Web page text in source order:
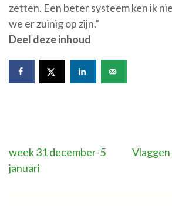
zetten. Een beter systeem ken ik
we er zuinig op zijn.”
Deel deze inhoud
Bericht
navigatie
week 31 december-5
januari
Vlaggen